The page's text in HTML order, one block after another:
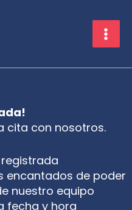
cita con nosotros.
encantados de poder
nuestro equipo
fecha y hora